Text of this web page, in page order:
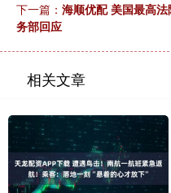
下一篇： 海顺优配 美国最高
务部回应
相关文章